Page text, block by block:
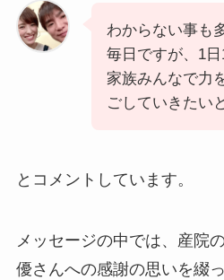
わからない事も
毎日ですが、1日
家族みんなで力
ごしていきたい
とコメントしています。
メッセージの中では、産院
優さんへの感謝の思いを綴